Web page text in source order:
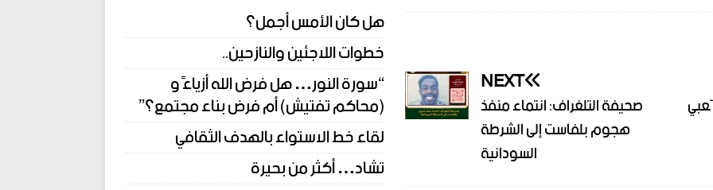
NEXT
صحيفة التلغراف: انتماء منفذ
هجوم بلفاست إلى الشرطة
السودانية
هل كان الأمس أجمل؟
خطوات اللاجئين والنازحين..
“سورة النور… هل فرض الله أزياءً و
(محاكم تفتيش) أم فرض بناء مجتمع؟”
لقاء خط الاستواء بالهدف الثقافي
تشاد… أكثر من بحيرة